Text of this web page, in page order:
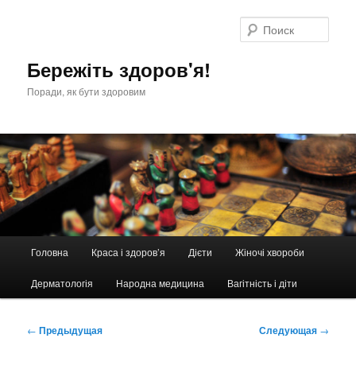
Бережіть здоров'я!
Поради, як бути здоровим
Головна Краса і здоров’я Дієти Жіночі хвороби
Дерматологія Народна медицина Вагітність і діти
Навигация
← Предыдущая Следующая →